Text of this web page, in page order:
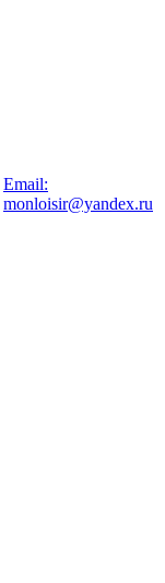
Email:
monloisir@yandex.ru